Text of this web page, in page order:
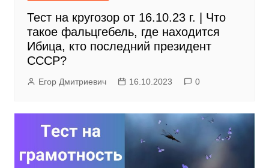
Тест на кругозор от 16.10.23 г. | Что
такое фальцгебель, где находится
Ибица, кто последний президент
СССР?
Егор Дмитриевич 16.10.2023 0